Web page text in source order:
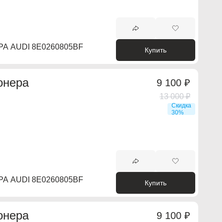
8E0260805BF Купить
8E0260805BF
9 100 ₽
13 000 ₽
Скидка
30%
Купить
9 100 ₽